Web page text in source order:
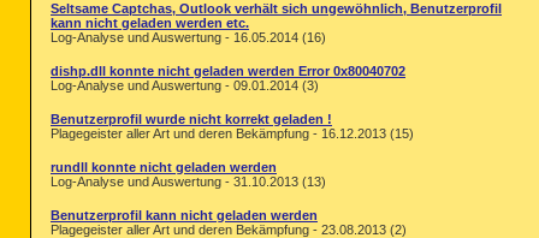
Seltsame Captchas, Outlook verhält sich ungewöhnlich, Benutzerprofil
kann nicht geladen werden etc.
Log-Analyse und Auswertung - 16.05.2014 (16)
dishp.dll konnte nicht geladen werden Error 0x80040702
Log-Analyse und Auswertung - 09.01.2014 (3)
Benutzerprofil wurde nicht korrekt geladen !
Plagegeister aller Art und deren Bekämpfung - 16.12.2013 (15)
rundll konnte nicht geladen werden
Log-Analyse und Auswertung - 31.10.2013 (13)
Benutzerprofil kann nicht geladen werden
Plagegeister aller Art und deren Bekämpfung - 23.08.2013 (2)